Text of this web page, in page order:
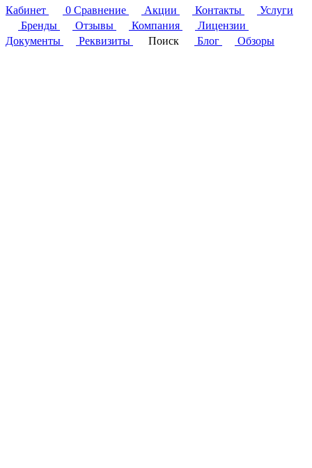
Кабинет
0 Сравнение Акции Контакты
Услуги
Бренды
Отзывы Компания
Лицензии
Документы
Реквизиты Поиск Блог Обзоры